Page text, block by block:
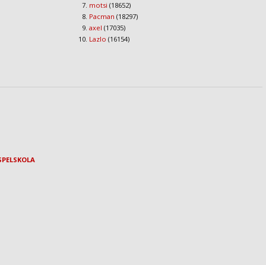
motsi (18652)
Pacman (18297)
axel (17035)
Lazlo (16154)